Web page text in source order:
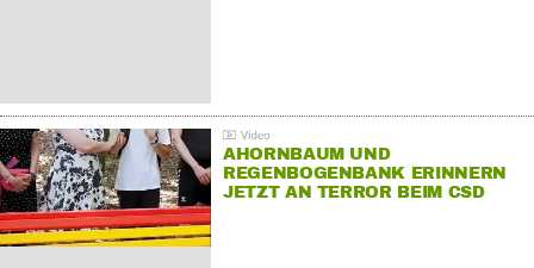
AHORNBAUM UND
REGENBOGENBANK ERINNERN
JETZT AN TERROR BEIM CSD